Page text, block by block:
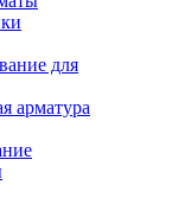
для
арматура